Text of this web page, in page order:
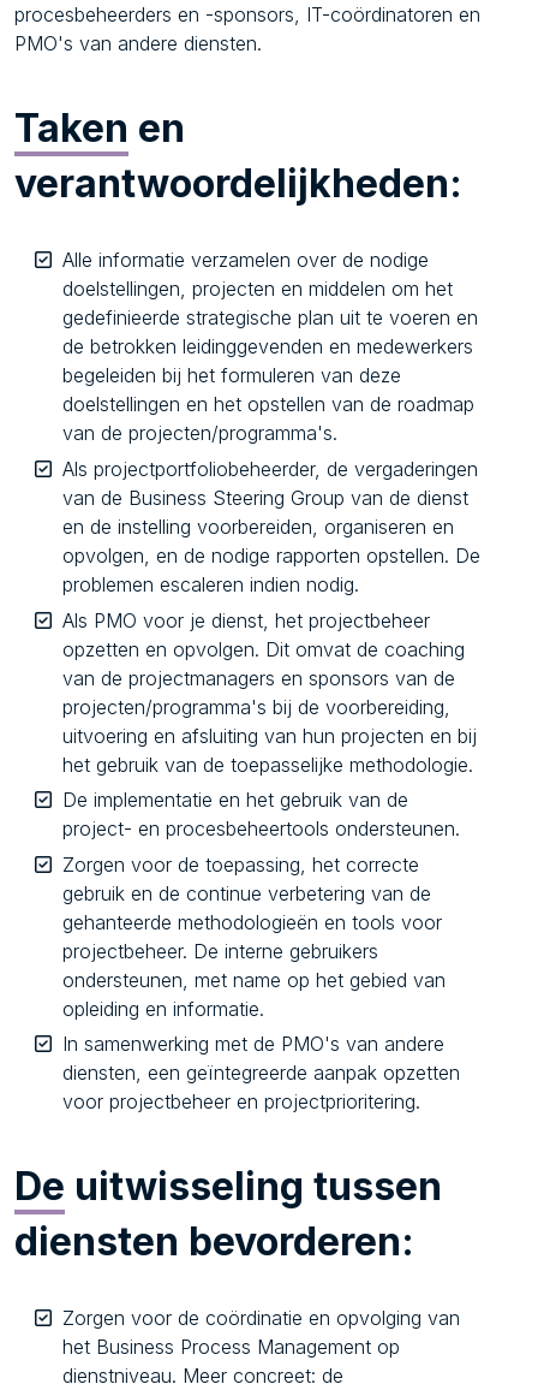
procesbeheerders en -sponsors, IT-coördinatoren en
PMO's van andere diensten.
Taken en
verantwoordelijkheden:
Alle informatie verzamelen over de nodige
doelstellingen, projecten en middelen om het
gedefinieerde strategische plan uit te voeren en
de betrokken leidinggevenden en medewerkers
begeleiden bij het formuleren van deze
doelstellingen en het opstellen van de roadmap
van de projecten/programma's.
Als projectportfoliobeheerder, de vergaderingen
van de Business Steering Group van de dienst
en de instelling voorbereiden, organiseren en
opvolgen, en de nodige rapporten opstellen. De
problemen escaleren indien nodig.
Als PMO voor je dienst, het projectbeheer
opzetten en opvolgen. Dit omvat de coaching
van de projectmanagers en sponsors van de
projecten/programma's bij de voorbereiding,
uitvoering en afsluiting van hun projecten en bij
het gebruik van de toepasselijke methodologie.
De implementatie en het gebruik van de
project- en procesbeheertools ondersteunen.
Zorgen voor de toepassing, het correcte
gebruik en de continue verbetering van de
gehanteerde methodologieën en tools voor
projectbeheer. De interne gebruikers
ondersteunen, met name op het gebied van
opleiding en informatie.
In samenwerking met de PMO's van andere
diensten, een geïntegreerde aanpak opzetten
voor projectbeheer en projectprioritering.
De uitwisseling tussen
diensten bevorderen:
Zorgen voor de coördinatie en opvolging van
het Business Process Management op
dienstniveau. Meer concreet: de